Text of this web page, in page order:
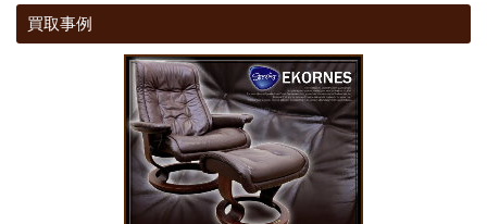
買取事例